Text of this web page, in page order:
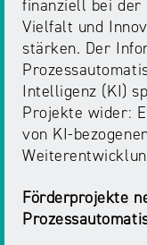
Europa
in
der
Audio
Desinformation
und-
Klar-
Festival
Medienkarriere
NRW
Medienscouts
Convention
Juuuport
NRWision
FLIMMO
Berichte
Die
finanziell bei der
Vielfalt und
stärken. Der
Intelligenz (KI)
Projekte wider:
von KI-
Förderprojekte